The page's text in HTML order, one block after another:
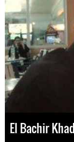
El Bachir